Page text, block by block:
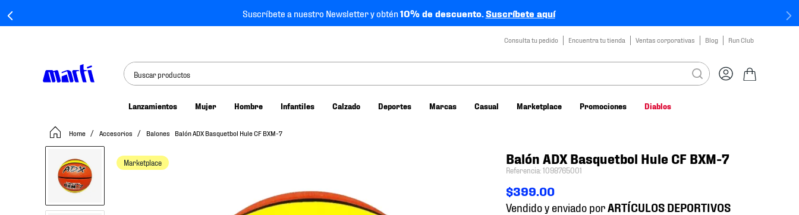
Suscríbete a nuestro Newsletter y obtén10% de descuento.Suscríbete aquí
Consulta tu pedido Encuentra tu tienda Ventas corporativas Blog Run Club
Buscar productos
Lanzamientos Mujer Hombre Infantiles Calzado Deportes Marcas Casual Marketplace Promociones Diablos
Accesorios Balones Balón ADX Basquetbol Hule CF BXM-7
Marketplace Balón ADX Basquetbol Hule CF BXM-7
Referencia:1098765001
$399.00
Vendido y enviado por
tenis mujer
tenis hombre